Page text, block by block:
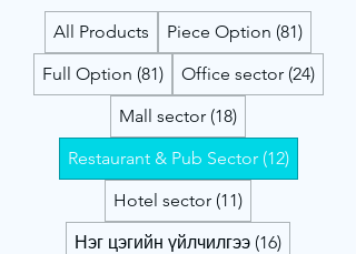
All Products
Piece Option (81)
Full Option (81)
Office sector (24)
Mall sector (18)
Restaurant & Pub Sector (12)
Hotel sector (11)
Нэг цэгийн үйлчилгээ (16)